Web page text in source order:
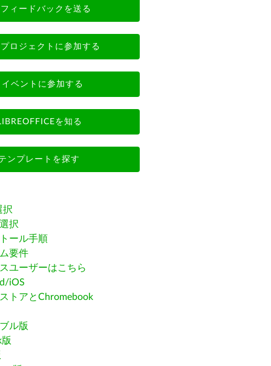
フィードバックを送る
プロジェクトに参加する
イベントに参加する
を知る
ンプレートを探す
択
択
ール手順
要件
ユーザーはこちら
iOS
トアとChromebook
ル版